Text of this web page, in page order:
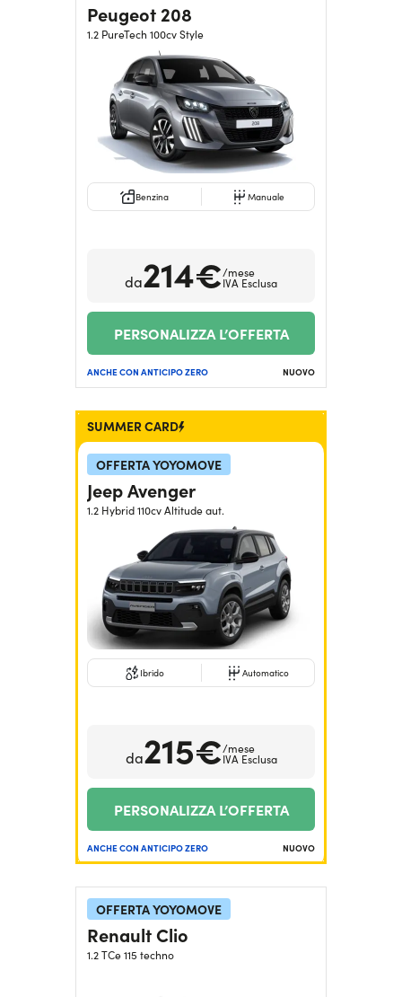
Peugeot 208
1.2 PureTech 100cv Style
Benzina Manuale
da214€/mese
IVA Esclusa
PERSONALIZZA L’OFFERTA
ANCHE CON ANTICIPO ZERO NUOVO
SUMMER CARD
OFFERTA YOYOMOVE
Jeep Avenger
1.2 Hybrid 110cv Altitude aut.
Ibrido Automatico
da215€/mese
IVA Esclusa
PERSONALIZZA L’OFFERTA
ANCHE CON ANTICIPO ZERO NUOVO
OFFERTA YOYOMOVE
Renault Clio
1.2 TCe 115 techno